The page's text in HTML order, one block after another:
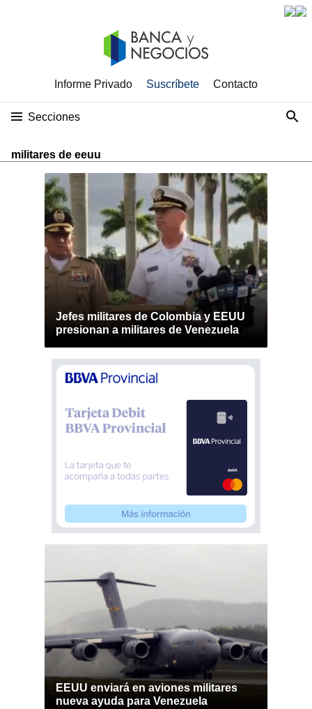
Informe Privado Suscríbete Contacto
Secciones
militares de eeuu
Jefes militares de Colombia y EEUU
presionan a militares de Venezuela
EEUU enviará en aviones militares
nueva ayuda para Venezuela